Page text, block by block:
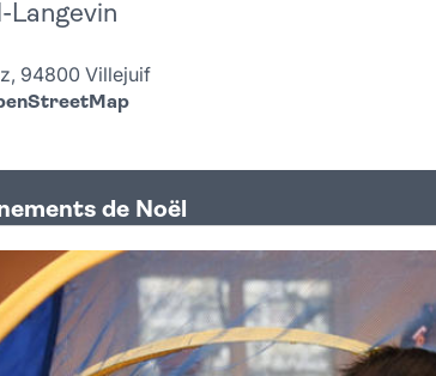
Langevin
94800 Villejuif
de Noël